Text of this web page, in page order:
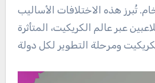
تُبرز هذه الاختلافات الأساليب
عبر عالم الكريكيت، المتأثرة